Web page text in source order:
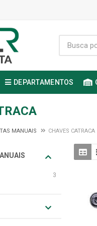
DEPARTAMENTOS
MANUAIS CHAVES CATRACA
3